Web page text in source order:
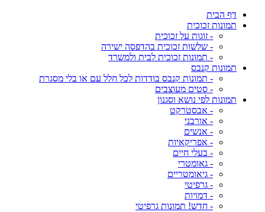
דף הבית
תמונות זכוכית
- זוגות על זכוכית
- שלשות זכוכית בהדפסה ישירה
- תמונות זכוכית לבית ולמשרד
תמונות קנבס
- תמונות קנבס בודדות לכל חלל עם או בלי מסגרת
- סטים מעוצבים
תמונות לפי נושא וסגנון
- אבסטרקט
- אורבני
- אנשים
- אפריקאיות
- בעלי חיים
- גאומטרי
- גיאומטריים
- גרפיטי
- דמויות
- חדש! תמונות גרפיטי